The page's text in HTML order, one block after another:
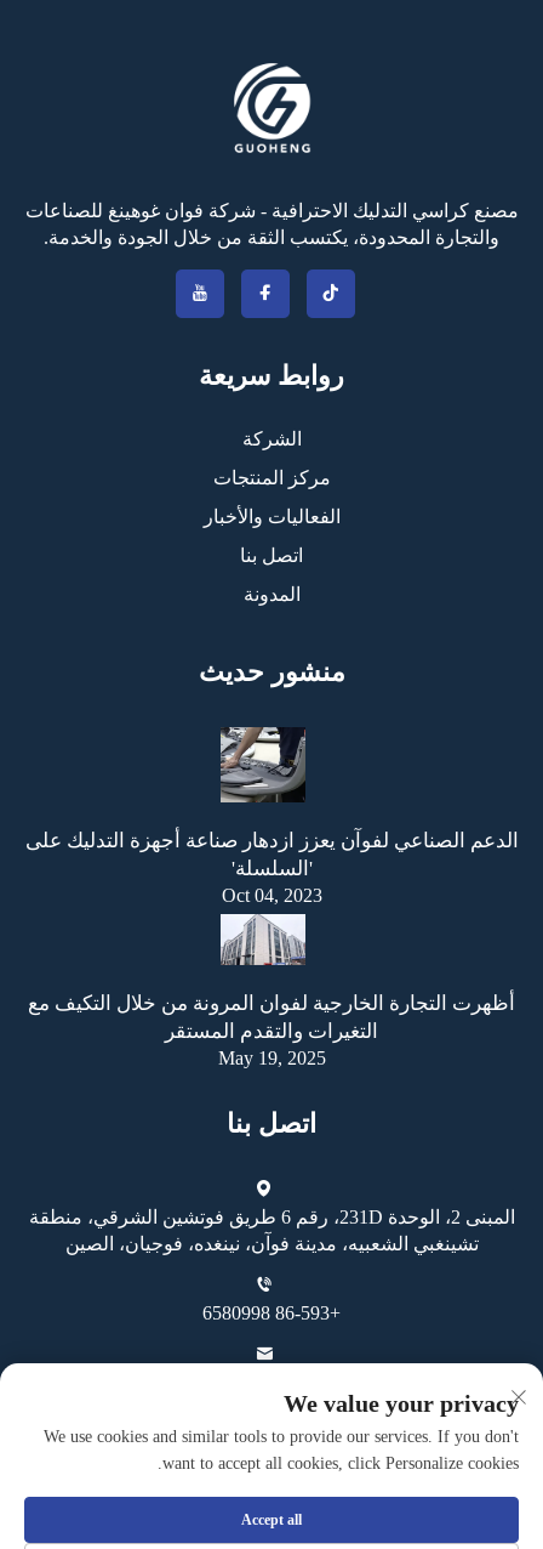
مصنع كراسي التدليك الاحترافية - شركة فوان غوهينغ للصناعات
والتجارة المحدودة، يكتسب الثقة من خلال الجودة والخدمة.
روابط سريعة
الشركة
مركز المنتجات
الفعاليات والأخبار
اتصل بنا
المدونة
منشور حديث
الدعم الصناعي لفوآن يعزز ازدهار صناعة أجهزة التدليك على
'السلسلة'
Oct 04, 2023
أظهرت التجارة الخارجية لفوان المرونة من خلال التكيف مع
التغيرات والتقدم المستقر
May 19, 2025
اتصل بنا
المبنى 2، الوحدة 231D، رقم 6 طريق فوتشين الشرقي، منطقة
تشينغبي الشعبيه، مدينة فوآن، نينغده، فوجيان، الصين
+86-593 6580998
We value your privacy
We use cookies and similar tools to provide our services. If you don't
want to accept all cookies, click Personalize cookies.
Accept all